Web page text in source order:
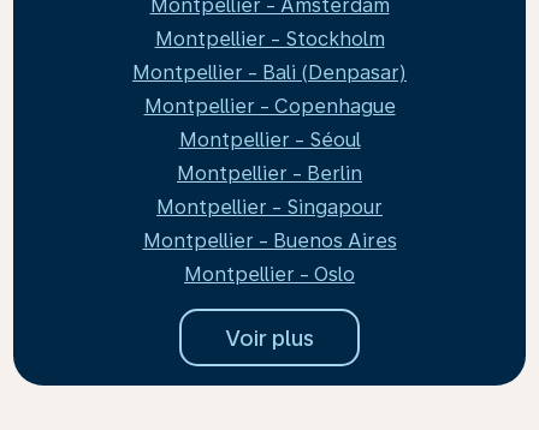
Montpellier - Amsterdam
Montpellier - Stockholm
Montpellier - Bali (Denpasar)
Montpellier - Copenhague
Montpellier - Séoul
Montpellier - Berlin
Montpellier - Singapour
Montpellier - Buenos Aires
Montpellier - Oslo
Voir plus